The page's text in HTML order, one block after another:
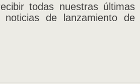
todas nuestras últimas
noticias de lanzamiento de